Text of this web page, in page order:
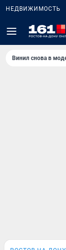
НЕДВИЖИМОСТЬ
Винил снова в